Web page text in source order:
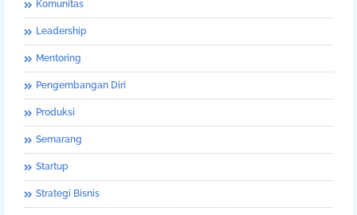
Komunitas
Leadership
Mentoring
Pengembangan Diri
Produksi
Semarang
Startup
Strategi Bisnis